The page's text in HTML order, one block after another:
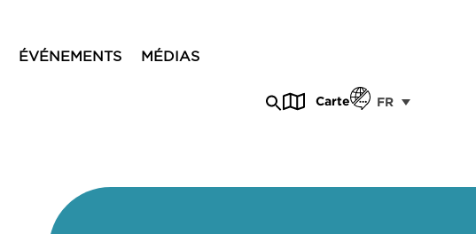
ÉVÉNEMENTS MÉDIAS
Carte FR